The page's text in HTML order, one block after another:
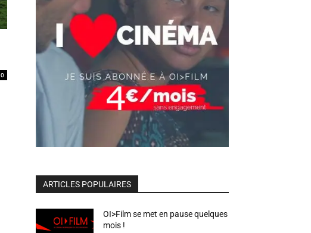
0
ARTICLES POPULAIRES
OI>Film se met en pause quelques
mois !